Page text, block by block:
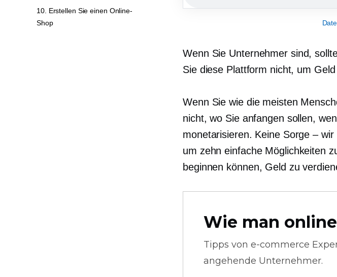
Wenn Sie Unternehmer sind,
Sie diese Plattform nicht, um
Wenn Sie wie die meisten
nicht, wo Sie anfangen sollen,
monetarisieren. Keine Sorge –
um zehn einfache Möglichkeiten
beginnen können, Geld zu
Wie man
Tipps von e-commerce
angehende Unternehmer.
10. Erstellen Sie einen Online-
Shop